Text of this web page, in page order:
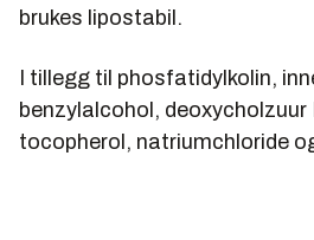
brukes lipostabil.
I tillegg til phosfatidylkolin,
benzylalcohol,
tocopherol, natriumchloride